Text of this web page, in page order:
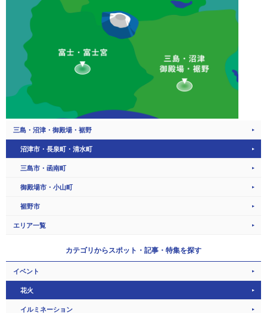
三島・沼津・御殿場・裾野
沼津市・長泉町・清水町
三島市・函南町
御殿場市・小山町
裾野市
エリア一覧
カテゴリからスポット・記事・特集を探す
イベント
花火
イルミネーション